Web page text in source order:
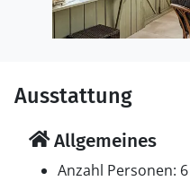
Ausstattung
Allgemeines
Anzahl Personen: 6